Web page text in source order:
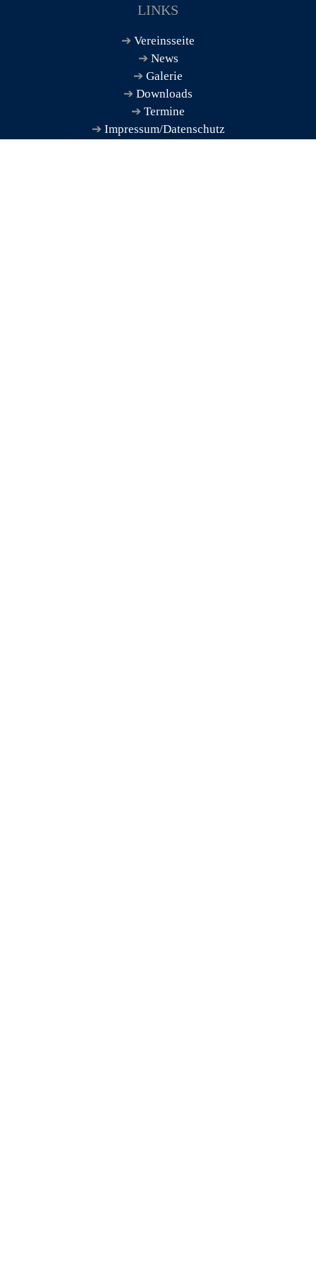
LINKS
Vereinsseite
News
Galerie
Downloads
Termine
Impressum/Datenschutz